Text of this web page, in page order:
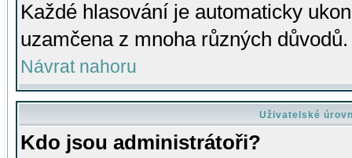
Každé hlasování je automaticky
uzamčena z mnoha různých důvodů.
Návrat nahoru
Uživatelské
Kdo jsou administrátoři?